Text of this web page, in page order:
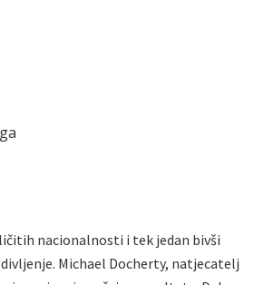
nacionalnosti i tek jedan bivši
Michael Docherty, natjecatelj